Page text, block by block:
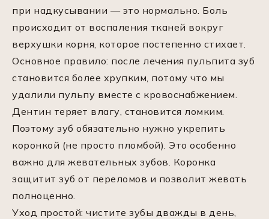
при надкусывании — это нормально. Боль
происходит от воспаления тканей вокруг
верхушки корня, которое постепенно стихает.
Основное правило: после лечения пульпита зуб
становится более хрупким, потому что мы
удалили пульпу вместе с кровоснабжением.
Дентин теряет влагу, становится ломким.
Поэтому зуб обязательно нужно укрепить
коронкой (не просто пломбой). Это особенно
важно для жевательных зубов. Коронка
защитит зуб от переломов и позволит жевать
полноценно.
Уход простой: чистите зубы дважды в день,